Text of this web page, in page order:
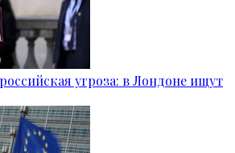
угроза: в Лондоне ищут